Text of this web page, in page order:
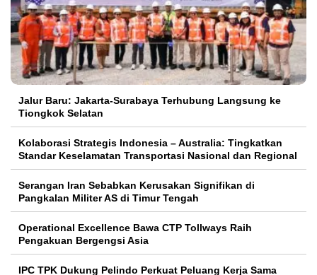
Jalur Baru: Jakarta-Surabaya Terhubung Langsung ke
Tiongkok Selatan
Kolaborasi Strategis Indonesia – Australia: Tingkatkan
Standar Keselamatan Transportasi Nasional dan Regional
Serangan Iran Sebabkan Kerusakan Signifikan di
Pangkalan Militer AS di Timur Tengah
Operational Excellence Bawa CTP Tollways Raih
Pengakuan Bergengsi Asia
IPC TPK Dukung Pelindo Perkuat Peluang Kerja Sama